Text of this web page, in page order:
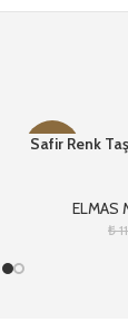
-22%
Safir Renk
ELMAS
₺